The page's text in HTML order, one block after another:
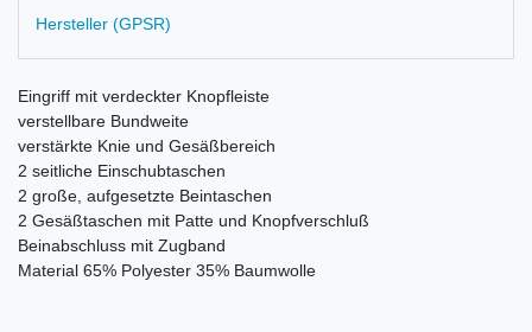
Hersteller (GPSR)
Eingriff mit verdeckter Knopfleiste
verstellbare Bundweite
verstärkte Knie und Gesäßbereich
2 seitliche Einschubtaschen
2 große, aufgesetzte Beintaschen
2 Gesäßtaschen mit Patte und Knopfverschluß
Beinabschluss mit Zugband
Material 65% Polyester 35% Baumwolle